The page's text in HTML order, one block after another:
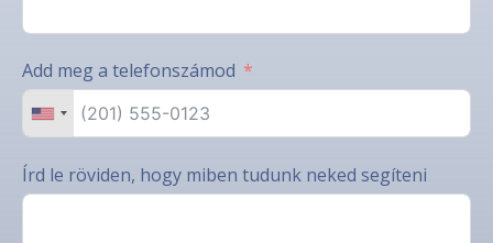
Add meg a telefonszámod
Írd le röviden, hogy miben tudunk neked segíteni